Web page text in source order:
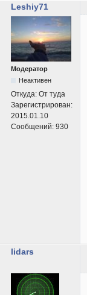
Leshiy71
Модератор
Неактивен
Откуда: От туда
Зарегистрирован:
2015.01.10
Сообщений: 930
lidars